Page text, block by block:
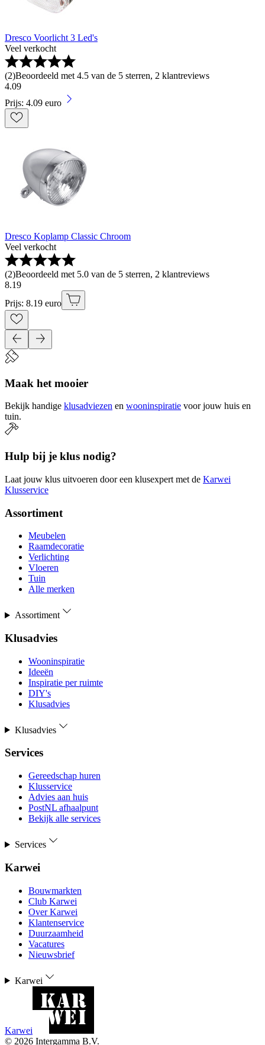
Dresco Voorlicht 3 Led's
Veel verkocht
(2)Beoordeeld met 4.5 van de 5 sterren, 2 klantreviews
4.09
Prijs: 4.09 euro
Dresco Koplamp Classic Chroom
Veel verkocht
(2)Beoordeeld met 5.0 van de 5 sterren, 2 klantreviews
8.19
Prijs: 8.19 euro
Maak het mooier
Bekijk handige klusadviezen en wooninspiratie voor jouw huis en
tuin.
Hulp bij je klus nodig?
Laat jouw klus uitvoeren door een klusexpert met de Karwei
Klusservice
Assortiment
Meubelen
Raamdecoratie
Verlichting
Vloeren
Tuin
Alle merken
Assortiment
Klusadvies
Wooninspiratie
Ideeën
Inspiratie per ruimte
DIY's
Klusadvies
Klusadvies
Services
Gereedschap huren
Klusservice
Advies aan huis
PostNL afhaalpunt
Bekijk alle services
Services
Karwei
Bouwmarkten
Club Karwei
Over Karwei
Klantenservice
Duurzaamheid
Vacatures
Nieuwsbrief
Karwei
Karwei
© 2026 Intergamma B.V.